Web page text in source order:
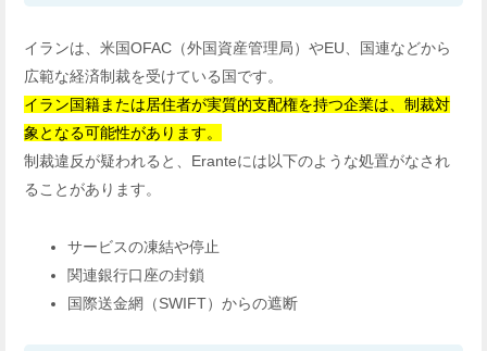
イランは、米国OFAC（外国資産管理局）やEU、国連などから
広範な経済制裁を受けている国です。
イラン国籍または居住者が実質的支配権を持つ企業は、制裁対
象となる可能性があります。
制裁違反が疑われると、Eranteには以下のような処置がなされ
ることがあります。
サービスの凍結や停止
関連銀行口座の封鎖
国際送金網（SWIFT）からの遮断